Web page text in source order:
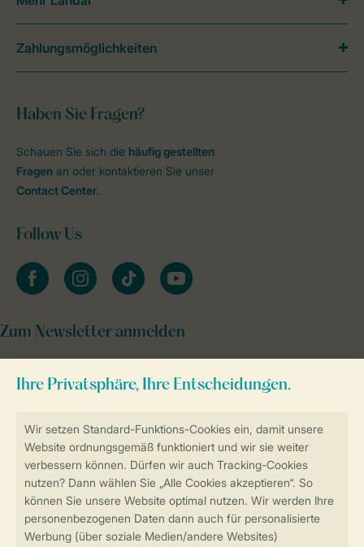
Sicher und schnell zur Online-Buchung
Sichere Datenübertragung
Sicheres Bezahlen
Haben Sie Fragen?
Schauen Sie sich die häufig gestellten
Fragen an oder kontaktieren Sie unser
Contact Center.
Follow Us
facebookinstagramtiktok youtube
Zum Newsletter anmelden
Zahlungsmöglichkeiten